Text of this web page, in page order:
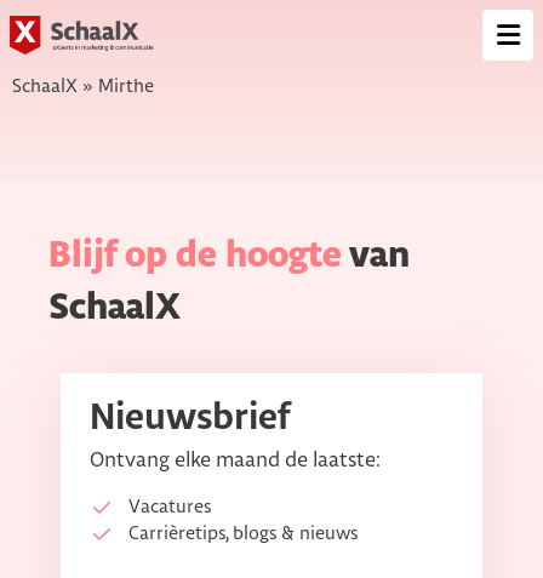
SchaalX » Mirthe
Blijf op de hoogte van
SchaalX
Nieuwsbrief
Ontvang elke maand de laatste:
Vacatures
Carrièretips, blogs & nieuws